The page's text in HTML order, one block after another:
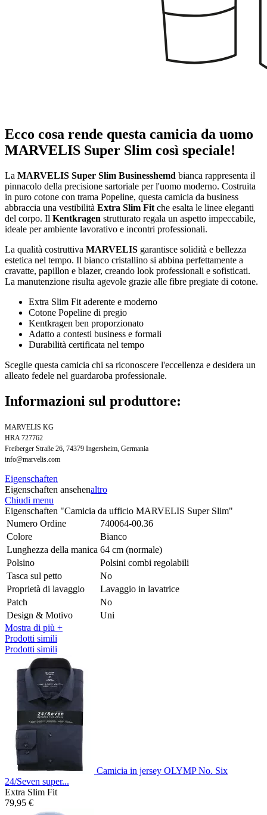
Ecco cosa rende questa camicia da uomo
MARVELIS Super Slim così speciale!
La MARVELIS Super Slim Businesshemd bianca rappresenta il
pinnacolo della precisione sartoriale per l'uomo moderno. Costruita
in puro cotone con trama Popeline, questa camicia da business
abbraccia una vestibilità Extra Slim Fit che esalta le linee eleganti
del corpo. Il Kentkragen strutturato regala un aspetto impeccabile,
ideale per ambiente lavorativo e incontri professionali.
La qualità costruttiva MARVELIS garantisce solidità e bellezza
estetica nel tempo. Il bianco cristallino si abbina perfettamente a
cravatte, papillon e blazer, creando look professionali e sofisticati.
La manutenzione risulta agevole grazie alle fibre pregiate di cotone.
Extra Slim Fit aderente e moderno
Cotone Popeline di pregio
Kentkragen ben proporzionato
Adatto a contesti business e formali
Durabilità certificata nel tempo
Sceglie questa camicia chi sa riconoscere l'eccellenza e desidera un
alleato fedele nel guardaroba professionale.
Informazioni sul produttore:
MARVELIS KG
HRA 727762
Freiberger Straße 26, 74379 Ingersheim, Germania
info@marvelis.com
Eigenschaften
Eigenschaften ansehenaltro
Chiudi menu
Eigenschaften "Camicia da ufficio MARVELIS Super Slim"
Numero Ordine
740064-00.36
Colore
Bianco
Lunghezza della manica 64 cm (normale)
Polsino
Polsini combi regolabili
Tasca sul petto
No
Proprietà di lavaggio
Lavaggio in lavatrice
Patch
No
Design & Motivo
Uni
Mostra di più +
Prodotti simili
Prodotti simili
Camicia in jersey OLYMP No. Six
24/Seven super...
Extra Slim Fit
79,95 €